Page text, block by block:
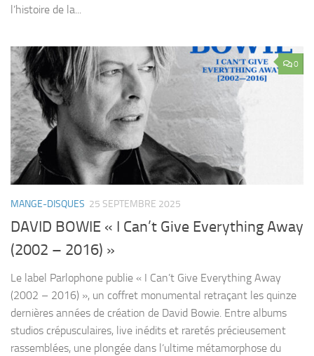
l’histoire de la...
0
MANGE-DISQUES 25 SEPTEMBRE 2025
DAVID BOWIE « I Can’t Give Everything Away
(2002 – 2016) »
Le label Parlophone publie « I Can’t Give Everything Away
(2002 – 2016) », un coffret monumental retraçant les quinze
dernières années de création de David Bowie. Entre albums
studios crépusculaires, live inédits et raretés précieusement
rassemblées, une plongée dans l‘ultime métamorphose du